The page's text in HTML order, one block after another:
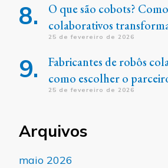
O que são cobots?
colaborativos
25 de fevereiro de 2026
Fabricantes de robôs
como escolher o
25 de fevereiro de 2026
Arquivos
maio 2026